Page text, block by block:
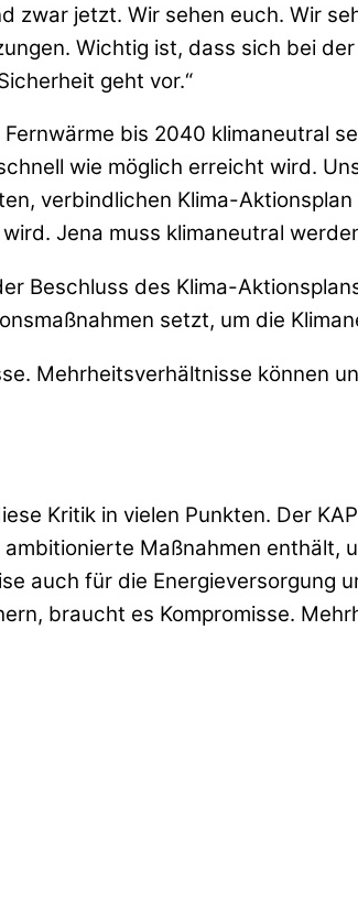
zwar jetzt. Wir sehen euch. Wir
Wichtig ist, dass sich bei
geht vor.“
bis 2040 klimaneutral
wie möglich erreicht wird.
verbindlichen Klima-
Jena muss klimaneutral
Beschluss des Klima-
setzt, um die
Mehrheitsverhältnisse können
Kritik in vielen Punkten. Der
Maßnahmen enthält,
auch für die Energieversorgung
braucht es Kompromisse.